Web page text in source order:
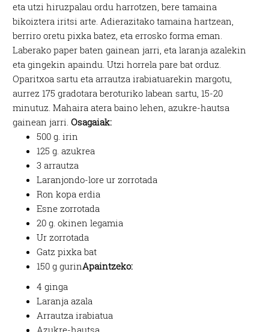
eta utzi hiruzpalau ordu harrotzen, bere tamaina
bikoiztera iritsi arte. Adierazitako tamaina hartzean,
berriro oretu pixka batez, eta errosko forma eman.
Laberako paper baten gainean jarri, eta laranja azalekin
eta gingekin apaindu. Utzi horrela pare bat orduz.
Oparitxoa sartu eta arrautza irabiatuarekin margotu,
aurrez 175 gradotara beroturiko labean sartu, 15-20
minutuz. Mahaira atera baino lehen, azukre-hautsa
gainean jarri.Osagaiak:
500 g. irin
125 g. azukrea
3 arrautza
Laranjondo-lore ur zorrotada
Ron kopa erdia
Esne zorrotada
20 g. okinen legamia
Ur zorrotada
Gatz pixka bat
150 g gurinApaintzeko:
4 ginga
Laranja azala
Arrautza irabiatua